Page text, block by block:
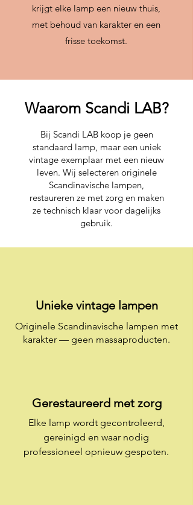
krijgt elke lamp een nieuw thuis,
met behoud van karakter en een
frisse toekomst.
Waarom Scandi LAB?
Bij Scandi LAB koop je geen
standaard lamp, maar een uniek
vintage exemplaar met een nieuw
leven. Wij selecteren originele
Scandinavische lampen,
restaureren ze met zorg en maken
ze technisch klaar voor dagelijks
gebruik.
Unieke vintage lampen​
Originele Scandinavische lampen met
karakter — geen massaproducten.
Gerestaureerd met zorg
Elke lamp wordt gecontroleerd,
gereinigd en waar nodig
professioneel opnieuw gespoten.